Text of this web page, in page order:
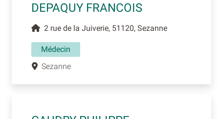
DEPAQUY FRANCOIS
2 rue de la Juiverie, 51120, Sezanne
Médecin
Sezanne